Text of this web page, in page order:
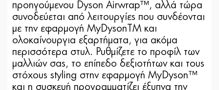
προηγούμενου Dyson Airwrap™, αλλά τώρα
συνοδεύεται από λειτουργίες που συνδέονται
με την εφαρμογή MyDysonTM και
ολοκαίνουργια εξαρτήματα, για ακόμα
περισσότερα στυλ. Ρυθμίζετε το προφίλ των
μαλλιών σας, το επίπεδο δεξιοτήτων και τους
στόχους styling στην εφαρμογή MyDyson™
και η συσκευή προγραμματίζει έξυπνα την